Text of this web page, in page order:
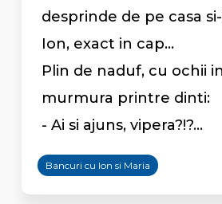
desprinde de pe casa
Ion, exact in cap...
Plin de naduf, cu ochii
murmura printre dinti:
- Ai si ajuns, vipera?!?...
Bancuri cu Ion si Maria